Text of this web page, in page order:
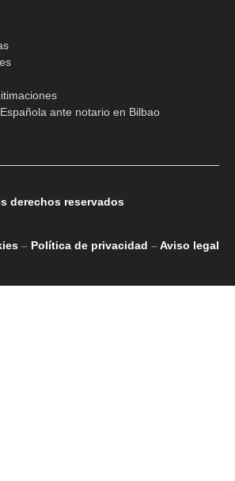
ante notario en Bilbao
derechos reservados
– Política de privacidad –Aviso legal